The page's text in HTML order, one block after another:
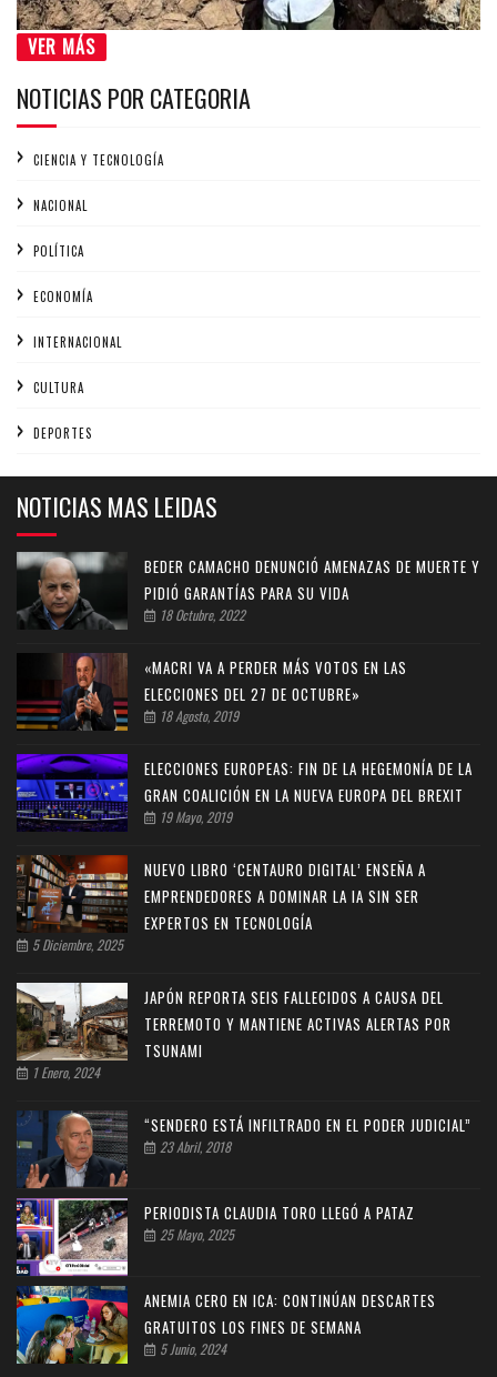
VER MÁS
NOTICIAS POR CATEGORIA
CIENCIA Y TECNOLOGÍA
NACIONAL
POLÍTICA
ECONOMÍA
INTERNACIONAL
CULTURA
DEPORTES
NOTICIAS MAS LEIDAS
BEDER CAMACHO DENUNCIÓ AMENAZAS DE MUERTE Y
PIDIÓ GARANTÍAS PARA SU VIDA
18 Octubre, 2022
«MACRI VA A PERDER MÁS VOTOS EN LAS
ELECCIONES DEL 27 DE OCTUBRE»
18 Agosto, 2019
ELECCIONES EUROPEAS: FIN DE LA HEGEMONÍA DE LA
GRAN COALICIÓN EN LA NUEVA EUROPA DEL BREXIT
19 Mayo, 2019
NUEVO LIBRO ‘CENTAURO DIGITAL’ ENSEÑA A
EMPRENDEDORES A DOMINAR LA IA SIN SER
EXPERTOS EN TECNOLOGÍA
5 Diciembre, 2025
JAPÓN REPORTA SEIS FALLECIDOS A CAUSA DEL
TERREMOTO Y MANTIENE ACTIVAS ALERTAS POR
TSUNAMI
1 Enero, 2024
“SENDERO ESTÁ INFILTRADO EN EL PODER JUDICIAL”
23 Abril, 2018
PERIODISTA CLAUDIA TORO LLEGÓ A PATAZ
25 Mayo, 2025
ANEMIA CERO EN ICA: CONTINÚAN DESCARTES
GRATUITOS LOS FINES DE SEMANA
5 Junio, 2024